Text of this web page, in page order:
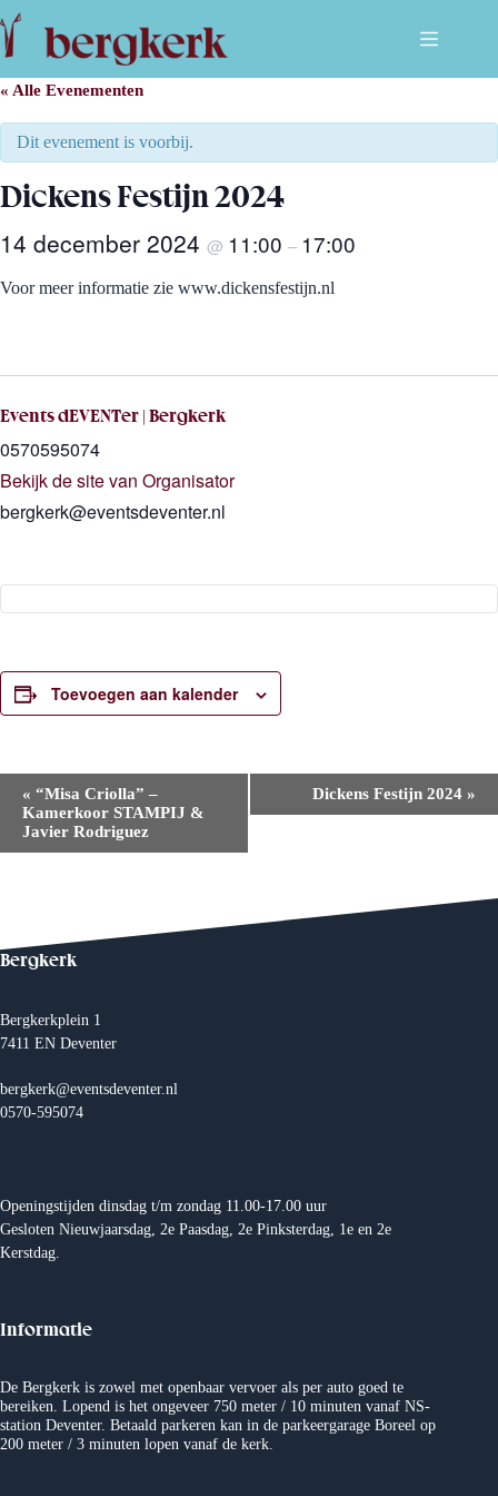
Ga
naar
de
« Alle Evenementen
Dit evenement is voorbij.
Dickens Festijn 2024
14 december 2024 @ 11:00 – 17:00
Voor meer informatie zie www.dickensfestijn.nl
Events dEVENTer | Bergkerk
0570595074
Bekijk de site van Organisator
bergkerk@eventsdeventer.nl
Toevoegen aan kalender
e
N
a
g
a
i
e
« “Misa Criolla” –
Kamerkoor STAMPIJ &
Javier Rodriguez
Dickens Festijn 2024 »
Bergkerk
Bergkerkplein 1
7411 EN Deventer
bergkerk@eventsdeventer.nl
0570-595074
Openingstijden dinsdag t/m zondag 11.00-17.00 uur
Gesloten Nieuwjaarsdag, 2e Paasdag, 2e Pinksterdag, 1e en 2e
Kerstdag.
Informatie
De Bergkerk is zowel met openbaar vervoer als per auto goed te
bereiken. Lopend is het ongeveer 750 meter / 10 minuten vanaf NS-
station Deventer. Betaald parkeren kan in de parkeergarage Boreel op
200 meter / 3 minuten lopen vanaf de kerk.